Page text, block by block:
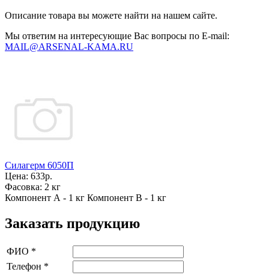
Описание товара вы можете найти на нашем сайте.
Мы ответим на интересующие Вас вопросы по E-mail:
MAIL@ARSENAL-KAMA.RU
Силагерм 6050П
Цена: 633р.
Фасовка: 2 кг
Компонент А - 1 кг Компонент В - 1 кг
Заказать продукцию
ФИО *
Телефон *